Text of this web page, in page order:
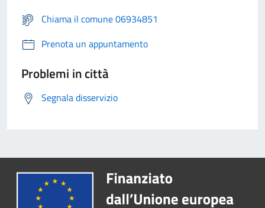
Chiama il comune 06934851
Prenota un appuntamento
Problemi in città
Segnala disservizio